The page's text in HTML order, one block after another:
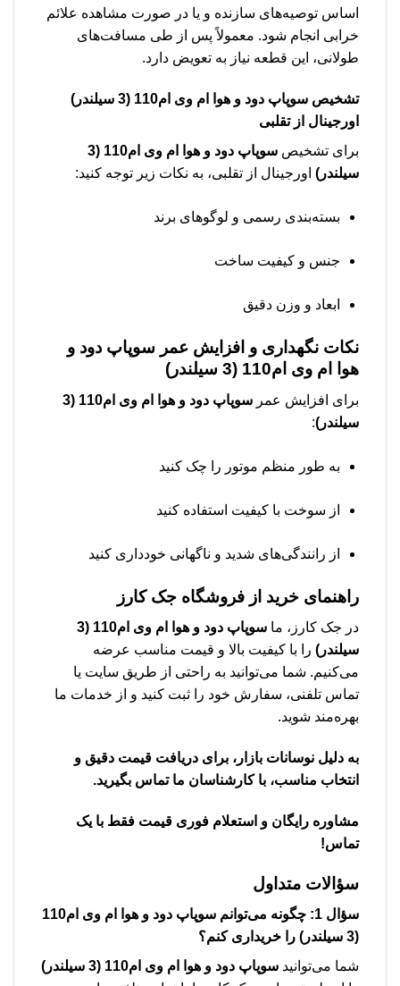
اساس توصیه‌های سازنده و یا در صورت مشاهده علائم
خرابی انجام شود. معمولاً پس از طی مسافت‌های
طولانی، این قطعه نیاز به تعویض دارد.
تشخیص سوپاپ دود و هوا ام وی ام110 (3 سیلندر)
اورجینال از تقلبی
برای تشخیص
سوپاپ دود و هوا ام وی ام110 (3
سیلندر) اورجینال از تقلبی، به نکات زیر توجه کنید:
بسته‌بندی رسمی و لوگوهای برند
جنس و کیفیت ساخت
ابعاد و وزن دقیق
نکات نگهداری و افزایش عمر سوپاپ دود و
هوا ام وی ام110 (3 سیلندر)
برای افزایش عمر
سوپاپ دود و هوا ام وی ام110 (3
سیلندر):
به طور منظم موتور را چک کنید
از سوخت با کیفیت استفاده کنید
از رانندگی‌های شدید و ناگهانی خودداری کنید
راهنمای خرید از فروشگاه جک کارز
در جک کارز، ما
سوپاپ دود و هوا ام وی ام110 (3
سیلندر) را با کیفیت بالا و قیمت مناسب عرضه
می‌کنیم. شما می‌توانید به راحتی از طریق سایت یا
تماس تلفنی، سفارش خود را ثبت کنید و از خدمات ما
بهره‌مند شوید.
به دلیل نوسانات بازار، برای دریافت قیمت دقیق و
انتخاب مناسب، با کارشناسان ما تماس بگیرید.
مشاوره رایگان و استعلام فوری قیمت فقط با یک
تماس!
سؤالات متداول
سؤال 1: چگونه می‌توانم
سوپاپ دود و هوا ام وی ام110
(3 سیلندر)
را خریداری کنم؟
شما می‌توانید سوپاپ دود و هوا ام وی ام110 (3 سیلندر)